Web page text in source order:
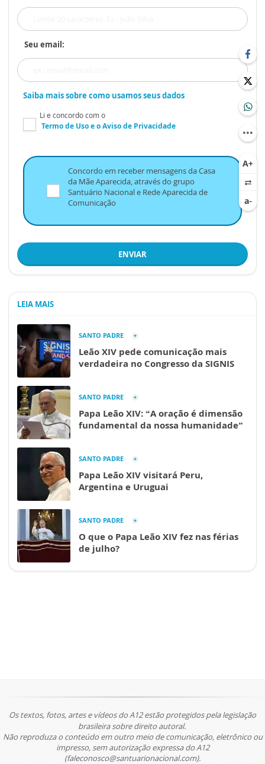
Seu email:
Saiba mais sobre como usamos seus dados
Li e concordo com o
Termo de Usoe oAviso de Privacidade
Concordo em receber mensagens da Casa
da Mãe Aparecida, através do grupo
Santuário Nacional e Rede Aparecida de
Comunicação
ENVIAR
LEIA MAIS
SANTO PADRE
Leão XIV pede comunicação mais
verdadeira no Congresso da SIGNIS
SANTO PADRE
Papa Leão XIV: “A oração é dimensão
fundamental da nossa humanidade”
SANTO PADRE
Papa Leão XIV visitará Peru,
Argentina e Uruguai
SANTO PADRE
O que o Papa Leão XIV fez nas férias
de julho?
Os textos, fotos, artes e vídeos do A12 estão protegidos pela legislação
brasileira sobre direito autoral.
Não reproduza o conteúdo em outro meio de comunicação, eletrônico ou
impresso, sem autorização expressa do A12
(faleconosco@santuarionacional.com).